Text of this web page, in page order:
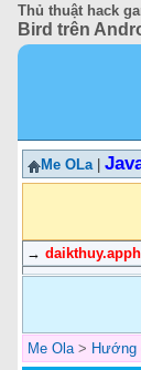
Thủ thuật hack
Bird trên
Me OLa|
→
Me Ola> Hướng